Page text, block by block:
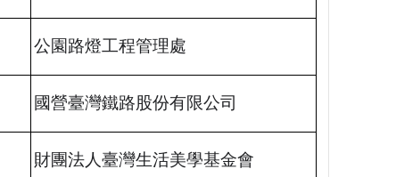
公園路燈工程管理處
國營臺灣鐵路股份有限公司
財團法人臺灣生活美學基金會